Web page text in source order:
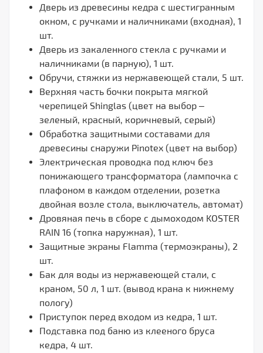
Дверь из древесины кедра с шестигранным
окном, с ручками и наличниками (входная), 1
шт.
Дверь из закаленного стекла с ручками и
наличниками (в парную), 1 шт.
Обручи, стяжки из нержавеющей стали, 5 шт.
Верхняя часть бочки покрыта мягкой
черепицей Shinglas (цвет на выбор –
зеленый, красный, коричневый, серый)
Обработка защитными составами для
древесины снаружи Pinotex (цвет на выбор)
Электрическая проводка под ключ без
понижающего трансформатора (лампочка с
плафоном в каждом отделении, розетка
двойная возле стола, выключатель, автомат)
Дровяная печь в сборе с дымоходом KOSTER
RAIN 16 (топка наружная), 1 шт.
Защитные экраны Flamma (термоэкраны), 2
шт.
Бак для воды из нержавеющей стали, с
краном, 50 л, 1 шт. (вывод крана к нижнему
пологу)
Приступок перед входом из кедра, 1 шт.
Подставка под баню из клееного бруса
кедра, 4 шт.